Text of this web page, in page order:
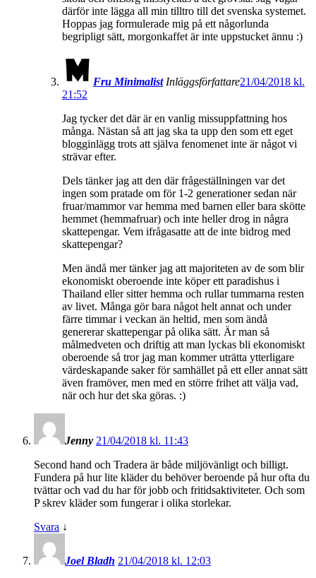
därför inte lägga all min tilltro till det svenska systemet.
Hoppas jag formulerade mig på ett någorlunda
begripligt sätt, morgonkaffet är inte uppstucket ännu :)
Fru Minimalist Inläggsförfattare21/04/2018 kl.
21:52
Jag tycker det där är en vanlig missuppfattning hos
många. Nästan så att jag ska ta upp den som ett eget
blogginlägg trots att själva fenomenet inte är något vi
strävar efter.
Dels tänker jag att den där frågeställningen var det
ingen som pratade om för 1-2 generationer sedan när
fruar/mammor var hemma med barnen eller bara skötte
hemmet (hemmafruar) och inte heller drog in några
skattepengar. Vem ifrågasatte att de inte bidrog med
skattepengar?
Men ändå mer tänker jag att majoriteten av de som blir
ekonomiskt oberoende inte köper ett paradishus i
Thailand eller sitter hemma och rullar tummarna resten
av livet. Många gör bara något helt annat och under
färre timmar i veckan än heltid, men som ändå
genererar skattepengar på olika sätt. Är man så
målmedveten och driftig att man lyckas bli ekonomiskt
oberoende så tror jag man kommer uträtta ytterligare
värdeskapande saker för samhället på ett eller annat sätt
även framöver, men med en större frihet att välja vad,
när och hur det ska göras. :)
Jenny 21/04/2018 kl. 11:43
Second hand och Tradera är både miljövänligt och billigt.
Fundera på hur lite kläder du behöver beroende på hur ofta du
tvättar och vad du har för jobb och fritidsaktiviteter. Och som
P skrev kläder som fungerar i olika storlekar.
Svara ↓
Joel Bladh 21/04/2018 kl. 12:03